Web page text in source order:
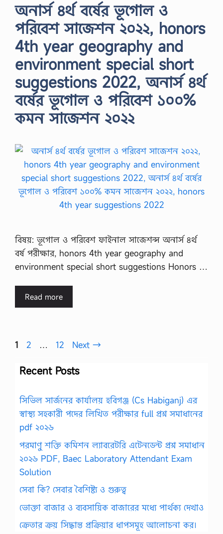
অনার্স ৪র্থ বর্ষের ভূগোল ও
পরিবেশ সাজেশন ২০২২, honors
4th year geography and
environment special short
suggestions 2022, অনার্স ৪র্থ
বর্ষের ভূগোল ও পরিবেশ ১০০%
কমন সাজেশন ২০২২
বিষয়: ভূগোল ও পরিবেশ ফাইনাল সাজেশন্স অনার্স ৪র্থ
বর্ষ পরীক্ষার, honors 4th year geography and
environment special short suggestions Honors …
Read more
Page
1 Page
2 … Page
12 Next →
Recent Posts
সিভিল সার্জনের কার্যালয় হবিগঞ্জ (Cs Habiganj) এর
স্বাস্থ্য সহকারী পদের লিখিত পরীক্ষার full প্রশ্ন সমাধানের
pdf ২০২৬
পরমাণু শক্তি কমিশন ল্যাবরেটরি এটেনডেন্ট প্রশ্ন সমাধান
২০২৬ PDF, Baec Laboratory Attendant Exam
Solution
সেবা কি? সেবার বৈশিষ্ট্য ও গুরুত্ব
ভোক্তা বাজার ও ব্যবসায়িক বাজারের মধ্যে পার্থক্য দেখাও
ক্রেতার ক্রয় সিদ্ধান্ত প্রক্রিয়ার ধাপসমূহ আলোচনা কর।